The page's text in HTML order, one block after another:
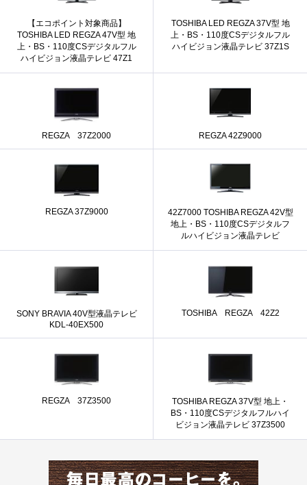
【エコポイント対象商品】
TOSHIBA LED REGZA 47V型 地
上・BS・110度CSデジタルフル
ハイビジョン液晶テレビ 47Z1
TOSHIBA LED REGZA 37V型 地
上・BS・110度CSデジタルフル
ハイビジョン液晶テレビ 37Z1S
REGZA 37Z2000 REGZA 42Z9000
REGZA 37Z9000
42Z7000 TOSHIBA REGZA 42V型
地上・BS・110度CSデジタルフ
ルハイビジョン液晶テレビ
SONY BRAVIA 40V型液晶テレビ
KDL-40EX500
TOSHIBA REGZA 42Z2
REGZA 37Z3500
TOSHIBA REGZA 37V型 地上・
BS・110度CSデジタルフルハイ
ビジョン液晶テレビ 37Z3500